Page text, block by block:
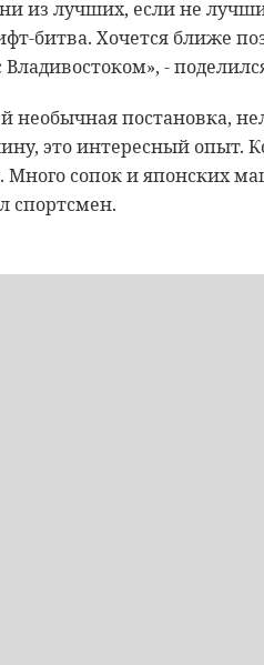
из лучших, если не
битва. Хочется ближе
-
необычная постановка,
это интересный опыт.
Много сопок и японских
спортсмен.